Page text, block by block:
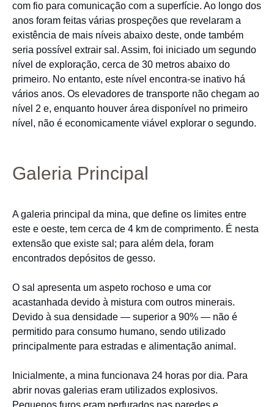
com fio para comunicação com a superfície. Ao longo dos
anos foram feitas várias prospeções que revelaram a
existência de mais níveis abaixo deste, onde também
seria possível extrair sal. Assim, foi iniciado um segundo
nível de exploração, cerca de 30 metros abaixo do
primeiro. No entanto, este nível encontra-se inativo há
vários anos. Os elevadores de transporte não chegam ao
nível 2 e, enquanto houver área disponível no primeiro
nível, não é economicamente viável explorar o segundo.
Galeria Principal
A galeria principal da mina, que define os limites entre
este e oeste, tem cerca de 4 km de comprimento. É nesta
extensão que existe sal; para além dela, foram
encontrados depósitos de gesso.
O sal apresenta um aspeto rochoso e uma cor
acastanhada devido à mistura com outros minerais.
Devido à sua densidade — superior a 90% — não é
permitido para consumo humano, sendo utilizado
principalmente para estradas e alimentação animal.
Inicialmente, a mina funcionava 24 horas por dia. Para
abrir novas galerias eram utilizados explosivos.
Pequenos furos eram perfurados nas paredes e